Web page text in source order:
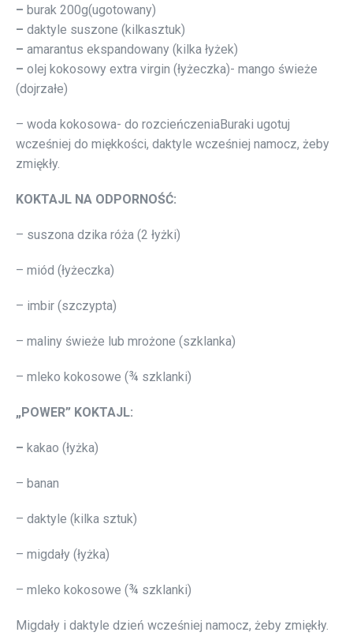
– burak 200g(ugotowany)
– daktyle suszone (kilkasztuk)
– amarantus ekspandowany (kilka łyżek)
– olej kokosowy extra virgin (łyżeczka)- mango świeże
(dojrzałe)
– woda kokosowa- do rozcieńczeniaBuraki ugotuj
wcześniej do miękkości, daktyle wcześniej namocz, żeby
zmiękły.
KOKTAJL NA ODPORNOŚĆ:
– suszona dzika róża (2 łyżki)
– miód (łyżeczka)
– imbir (szczypta)
– maliny świeże lub mrożone (szklanka)
– mleko kokosowe (¾ szklanki)
„POWER” KOKTAJL:
– kakao (łyżka)
– banan
– daktyle (kilka sztuk)
– migdały (łyżka)
– mleko kokosowe (¾ szklanki)
Migdały i daktyle dzień wcześniej namocz, żeby zmiękły.